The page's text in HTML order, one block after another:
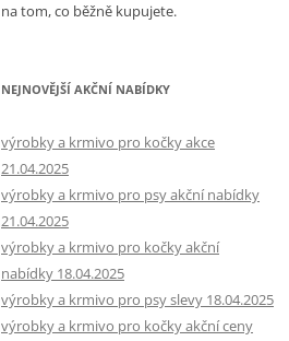
na tom, co běžně kupujete.
NEJNOVĚJŠÍ AKČNÍ NABÍDKY
výrobky a krmivo pro kočky akce
21.04.2025
výrobky a krmivo pro psy akční nabídky
21.04.2025
výrobky a krmivo pro kočky akční
nabídky 18.04.2025
výrobky a krmivo pro psy slevy 18.04.2025
výrobky a krmivo pro kočky akční ceny